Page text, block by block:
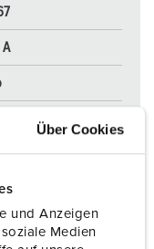
Über Cookies
und Anzeigen
Medien
- 690 V
contacten